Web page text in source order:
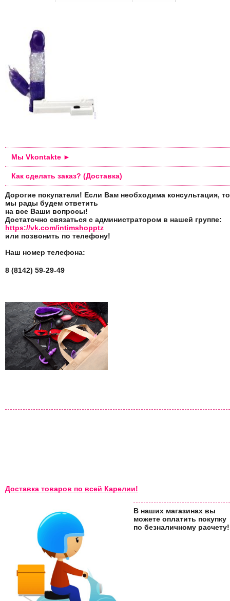
Мы Vkontakte ►
Как сделать заказ? (Доставка)
Дорогие покупатели! Если Вам необходима консультация, то
мы рады будем ответить
на все Ваши вопросы!
Достаточно связаться с администратором в нашей группе:
https://vk.com/intimshopptz
или позвонить по телефону!
Наш номер телефона:
8 (8142) 59-29-49
Доставка товаров по всей Карелии!
В наших магазинах вы
можете оплатить покупку
по безналичному расчету!